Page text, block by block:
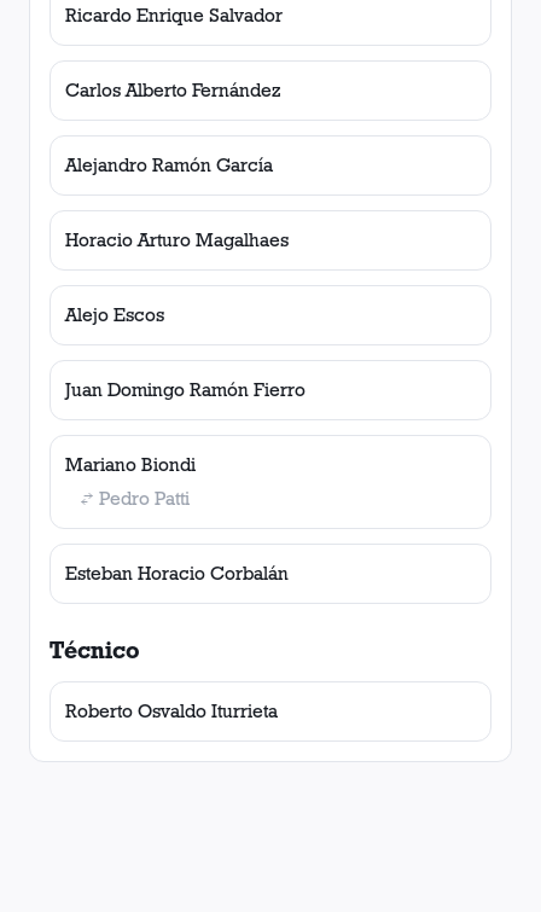
Ricardo Enrique Salvador
Carlos Alberto Fernández
Alejandro Ramón García
Horacio Arturo Magalhaes
Alejo Escos
Juan Domingo Ramón Fierro
Mariano Biondi
Pedro Patti
Esteban Horacio Corbalán
Técnico
Roberto Osvaldo Iturrieta